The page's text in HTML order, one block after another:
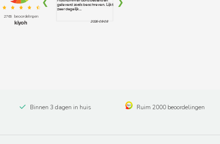
Binnen 3 dagen in huis Ruim 2000 beoordelingen